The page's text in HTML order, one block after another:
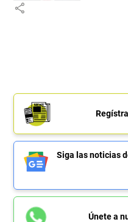
share
Siga las noticias
Únete a